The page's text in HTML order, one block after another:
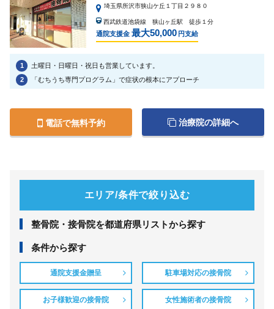
埼玉県所沢市狭山ケ丘１丁目２９８０
西武鉄道池袋線 狭山ヶ丘駅 徒歩１分
通院支援金 最大50,000 円支給
1
土曜日・日曜日・祝日も営業しています。
2
「むちうち専門プログラム」で症状の根本にアプローチ
電話で無料予約 治療院の詳細へ
エリア/条件で絞り込む
整⾻院・接⾻院を都道府県リストから探す
条件から探す
通院支援金贈呈 駐車場対応の接骨院
お子様歓迎の接骨院 女性施術者の接骨院